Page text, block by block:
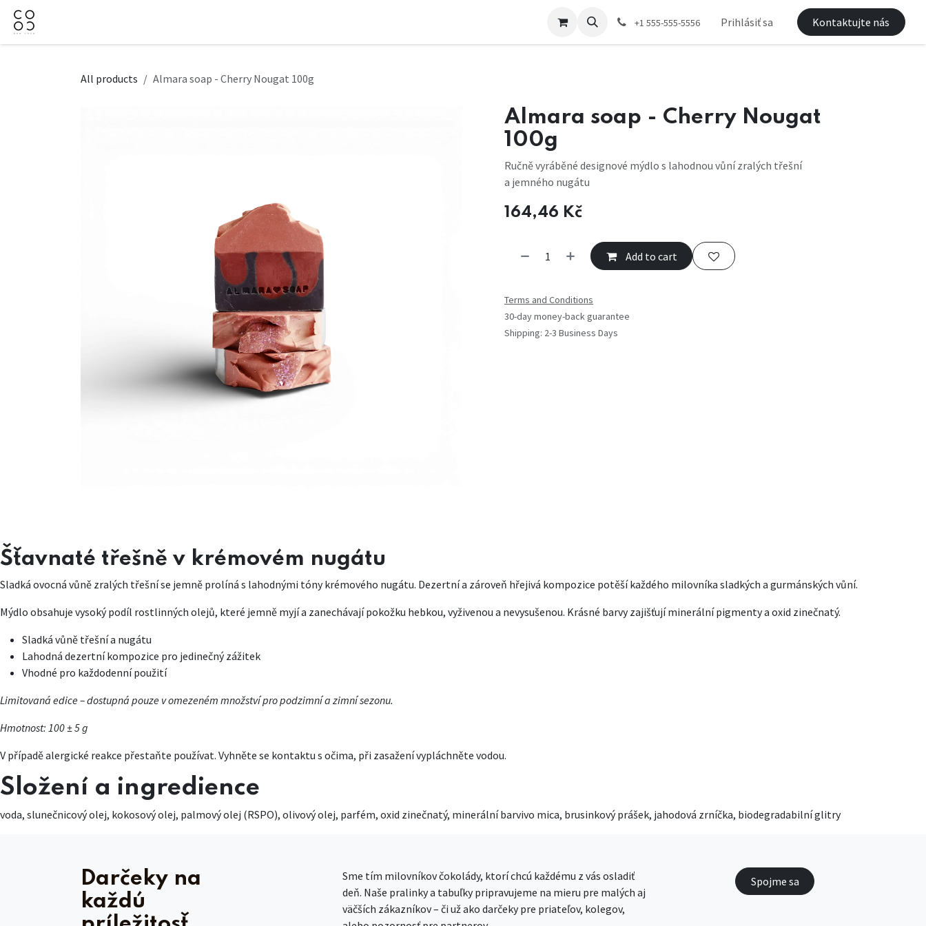
Skip to Content
+1 555-555-5556 Prihlásiť sa Kontaktujte nás
All products Almara soap - Cherry Nougat 100g
Almara soap - Cherry Nougat
100g
Ručně vyráběné designové mýdlo s lahodnou vůní zralých třešní
a jemného nugátu
164,46 Kč
Add to cart
Terms and Conditions
30-day money-back guarantee
Shipping: 2-3 Business Days
Šťavnaté třešně v krémovém nugátu
Sladká ovocná vůně zralých třešní se jemně prolíná s lahodnými tóny krémového nugátu. Dezertní a zároveň hřejivá kompozice potěší každého milovníka sladkých a gurmánských vůní.
Mýdlo obsahuje vysoký podíl rostlinných olejů, které jemně myjí a zanechávají pokožku hebkou, vyživenou a nevysušenou. Krásné barvy zajišťují minerální pigmenty a oxid zinečnatý.
Sladká vůně třešní a nugátu
Lahodná dezertní kompozice pro jedinečný zážitek
Vhodné pro každodenní použití
Limitovaná edice – dostupná pouze v omezeném množství pro podzimní a zimní sezonu.
Hmotnost: 100 ± 5 g
V případě alergické reakce přestaňte používat. Vyhněte se kontaktu s očima, při zasažení vypláchněte vodou.
Složení a ingredience
voda, slunečnicový olej, kokosový olej, palmový olej (RSPO), olivový olej, parfém, oxid zinečnatý, minerální barvivo mica, brusinkový prášek, jahodová zrníčka, biodegradabilní glitry
Darčeky na
každú
Sme tím milovníkov čokolády, ktorí chcú každému z vás osladiť
deň. Naše pralinky a tabuľky pripravujeme na mieru pre malých aj
väčších zákazníkov – či už ako darčeky pre priateľov, kolegov,
Spojme sa